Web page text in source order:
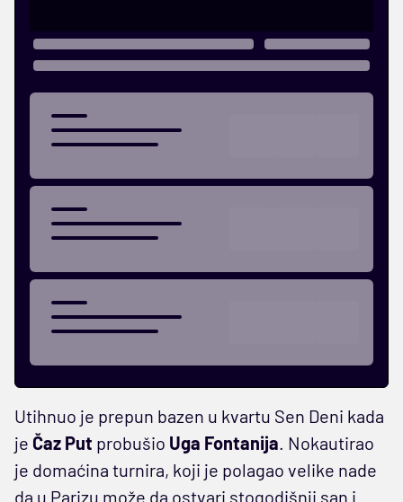
Utihnuo je prepun bazen u kvartu Sen Deni kada
je Čaz Put probušio Uga Fontanija. Nokautirao
je domaćina turnira, koji je polagao velike nade
da u Parizu može da ostvari stogodišnji san i